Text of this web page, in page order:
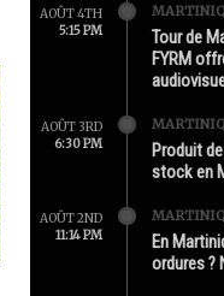
AOÛT 4TH
5:15 PM
Tour de
FYRM
AOÛT 3RD
6:30 PM
Produit
stock en
AOÛT 2ND
11:14 PM
En
ordures ?